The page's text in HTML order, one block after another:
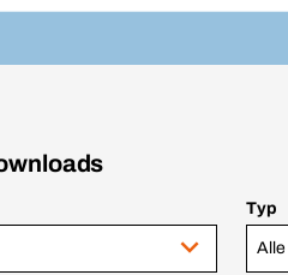
Typ
Alle